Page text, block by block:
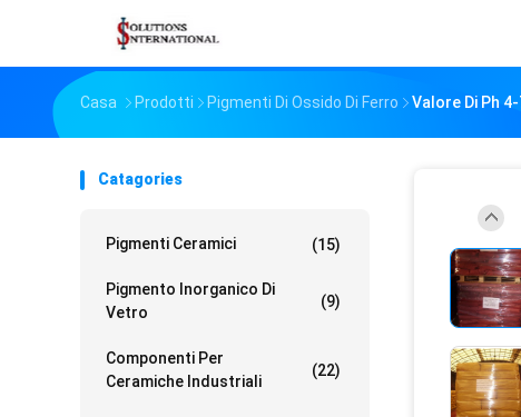
Casa Prodotti Pigmenti Di Ossido Di Ferro Valore Di Ph
Catagories
Pigmenti Ceramici (15)
Pigmento Inorganico Di
Vetro
(9)
Componenti Per
Ceramiche Industriali
(22)